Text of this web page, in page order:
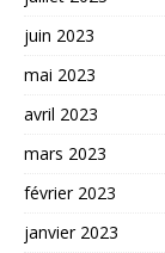
juin 2023
mai 2023
avril 2023
mars 2023
février 2023
janvier 2023